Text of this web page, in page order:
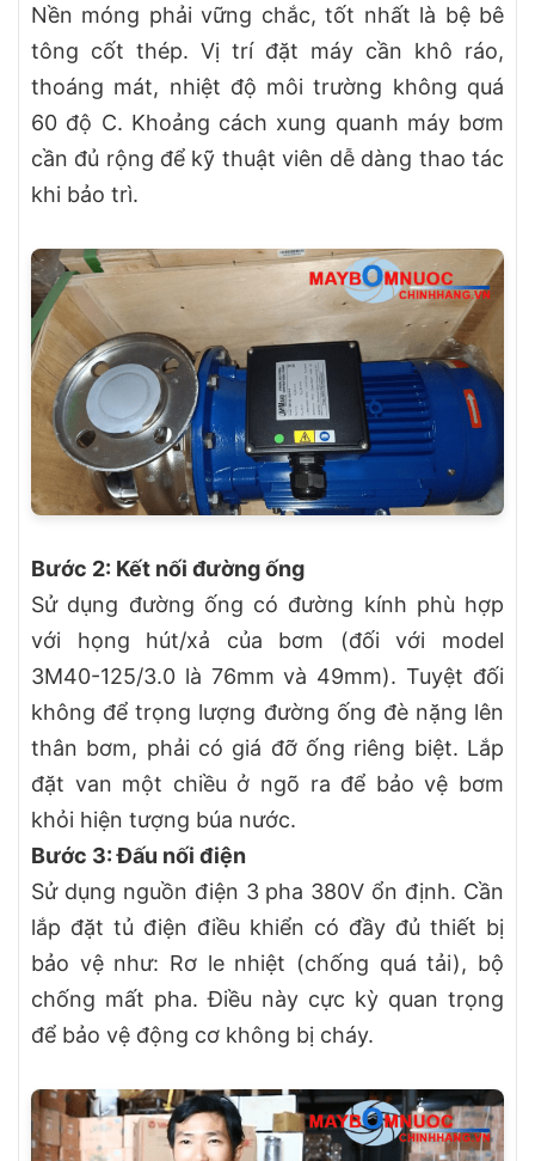
Nền móng phải vững chắc, tốt nhất là bệ bê
tông cốt thép. Vị trí đặt máy cần khô ráo,
thoáng mát, nhiệt độ môi trường không quá
60 độ C. Khoảng cách xung quanh máy bơm
cần đủ rộng để kỹ thuật viên dễ dàng thao tác
khi bảo trì.
Bước 2: Kết nối đường ống
Sử dụng đường ống có đường kính phù hợp
với họng hút/xả của bơm (đối với model
3M40-125/3.0 là 76mm và 49mm). Tuyệt đối
không để trọng lượng đường ống đè nặng lên
thân bơm, phải có giá đỡ ống riêng biệt. Lắp
đặt van một chiều ở ngõ ra để bảo vệ bơm
khỏi hiện tượng búa nước.
Bước 3: Đấu nối điện
Sử dụng nguồn điện 3 pha 380V ổn định. Cần
lắp đặt tủ điện điều khiển có đầy đủ thiết bị
bảo vệ như: Rơ le nhiệt (chống quá tải), bộ
chống mất pha. Điều này cực kỳ quan trọng
để bảo vệ động cơ không bị cháy.